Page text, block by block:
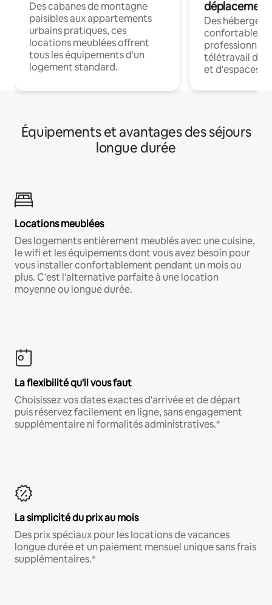
Des cabanes de montagne
paisibles aux appartements
urbains pratiques, ces
locations meublées offrent
tous les équipements d'un
logement standard.
déplacement
Des
confortables
professionnels
télétravail
et d'espaces
Équipements et avantages des séjours
longue durée
Locations meublées
Des logements entièrement meublés avec une cuisine,
le wifi et les équipements dont vous avez besoin pour
vous installer confortablement pendant un mois ou
plus. C'est l'alternative parfaite à une location
moyenne ou longue durée.
La flexibilité qu'il vous faut
Choisissez vos dates exactes d'arrivée et de départ
puis réservez facilement en ligne, sans engagement
supplémentaire ni formalités administratives.*
La simplicité du prix au mois
Des prix spéciaux pour les locations de vacances
longue durée et un paiement mensuel unique sans frais
supplémentaires.*